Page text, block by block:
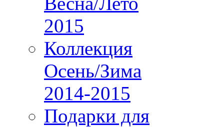
2015
Коллекция
Осень/Зима
2014-2015
Подарки для